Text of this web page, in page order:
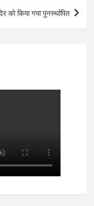
को किया गया पुनर्स्थापित